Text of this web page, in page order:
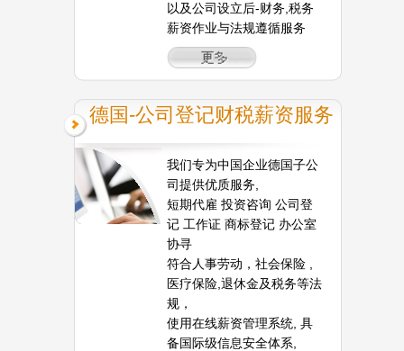
以及公司设立后-财务,税务
薪资作业与法规遵循服务
德国-公司登记财税薪资服务
我们专为中国企业德国子公
司提供优质服务,
短期代雇 投资咨询 公司登
记 工作证 商标登记 办公室
协寻
符合人事劳动，社会保险 ,
医疗保险,退休金及税务等法
规，
使用在线薪资管理系统, 具
备国际级信息安全体系,